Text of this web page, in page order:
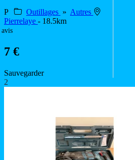
P Outillages » Autres
Pierrelaye - 18.5km
avis
7 €
Sauvegarder
2